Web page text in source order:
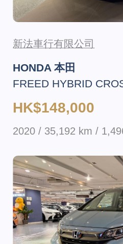
新法車行有限公司
HONDA 本田
FREED HYBRID
HK$148,000
2020 / 35,192 km /